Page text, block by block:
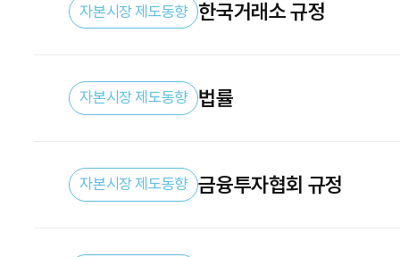
자본시장 제도동향 한국거래소 규정
자본시장 제도동향 법률
자본시장 제도동향 금융투자협회 규정